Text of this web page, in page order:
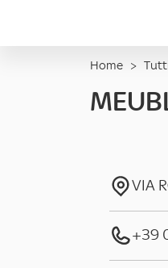
Home >
VIA
+39